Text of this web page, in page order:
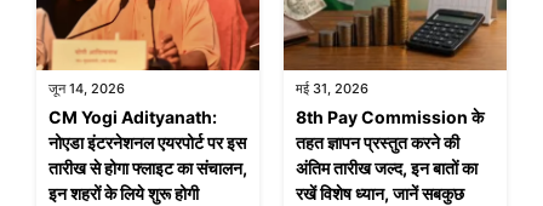
जून 14, 2026
CM Yogi Adityanath:
नोएडा इंटरनेशनल एयरपोर्ट पर इस
तारीख से होगा फ्लाइट का संचालन,
इन शहरों के लिये शुरू होगी
मई 31, 2026
8th Pay Commission के
तहत ज्ञापन प्रस्तुत करने की
अंतिम तारीख जल्द, इन बातों का
रखें विशेष ध्यान, जानें सबकुछ